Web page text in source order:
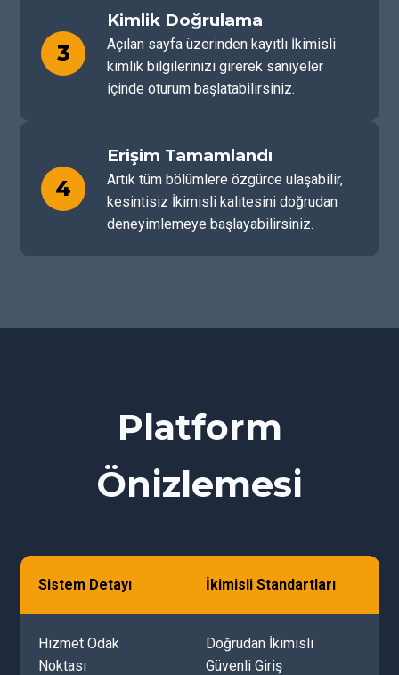
3
Kimlik Doğrulama
Açılan sayfa üzerinden kayıtlı İkimisli
kimlik bilgilerinizi girerek saniyeler
içinde oturum başlatabilirsiniz.
4
Erişim Tamamlandı
Artık tüm bölümlere özgürce ulaşabilir,
kesintisiz İkimisli kalitesini doğrudan
deneyimlemeye başlayabilirsiniz.
Platform
Önizlemesi
Sistem Detayı İkimisli Standartları
Hizmet Odak
Noktası
Doğrudan İkimisli
Güvenli Giriş